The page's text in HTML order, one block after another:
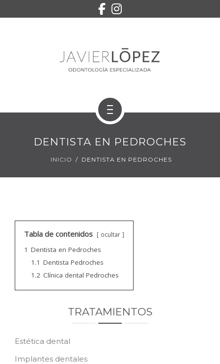
CONTACTO
DENTISTA EN PEDROCHES
INICIO DENTISTA EN PEDROCHES
Tabla de contenidos ocultar
1 Dentista en Pedroches
1.1 Dentista Pedroches
1.2 Clínica dental Pedroches
TRATAMIENTOS
Estética dental
Implantes dentales